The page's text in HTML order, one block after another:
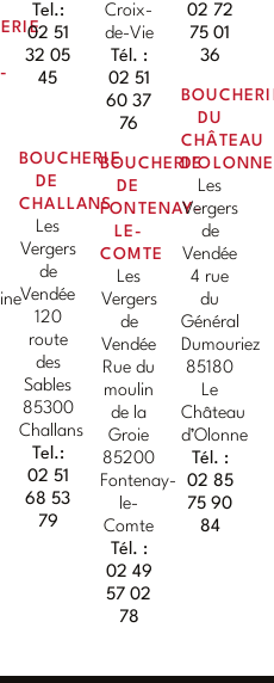
Tel.:
02 51
32 05
45
BOUCHERIE
DE
CHALLANS
Les
Vergers
de
Vendée
120
route
des
Sables
85300
Challans
Tel.:
02 51
68 53
79
Croix-
de-Vie
Tél. :
02 51
60 37
76
BOUCHERIE
DE
FONTENAY-
LE-
COMTE
Les
Vergers
de
Vendée
Rue du
moulin
de la
Groie
85200
Fontenay-
le-
Comte
Tél. :
02 49
57 02
78
02 72
75 01
36
DU
CHÂTEAU
D'OLONNE
Les
Vergers
de
Vendée
4 rue
du
Général
Dumouriez
85180
Le
Château
d’Olonne
Tél. :
02 85
75 90
84